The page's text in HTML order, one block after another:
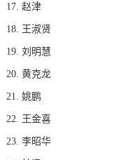
17. 赵津
18. 王淑贤
19. 刘明慧
20. 黄克龙
21. 姚鹏
22. 王金喜
23. 李昭华